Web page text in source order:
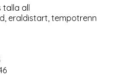
talla all
eraldistart, tempotrenn